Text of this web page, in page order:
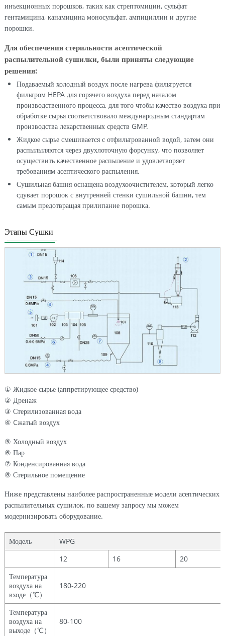
инъекционных порошков, таких как стрептомицин, сульфат
гентамицина, канамицина моносульфат, ампициллин и другие
порошки.
Для обеспечения стерильности асептической
распылительной сушилки, были приняты следующие
решения:
Подаваемый холодный воздух после нагрева фильтруется
фильтром HEPA для горячего воздуха перед началом
производственного процесса, для того чтобы качество воздуха при
обработке сырья соответствовало международным стандартам
производства лекарственных средств GMP.
Жидкое сырье смешивается с отфильтрованной водой, затем они
распылыляются через двухлоточную форсунку, что позволяет
осуществить качественное распыление и удовлетворяет
требованиям асептического распыления.
Сушильная башня оснащена воздухоочистителем, который легко
сдувает порошок с внутренней стенки сушильной башни, тем
самым предотвращая прилипание порошка.
Этапы Сушки
① Жидкое сырье (аппретирующее средство)
② Дренаж
③ Стерилизованная вода
④ Cжатый воздух
⑤ Холодный воздух
⑥ Пар
⑦ Конденсированная вода
⑧ Стерильное помещение
Ниже представлены наиболее распространенные модели асептических
распылительных сушилок, по вашему запросу мы можем
модернизировать оборудование.
Модель
WPG
12
16
20
Температура
воздуха на
входе（℃）
180-220
Температура
воздуха на
выходе（℃）
80-100